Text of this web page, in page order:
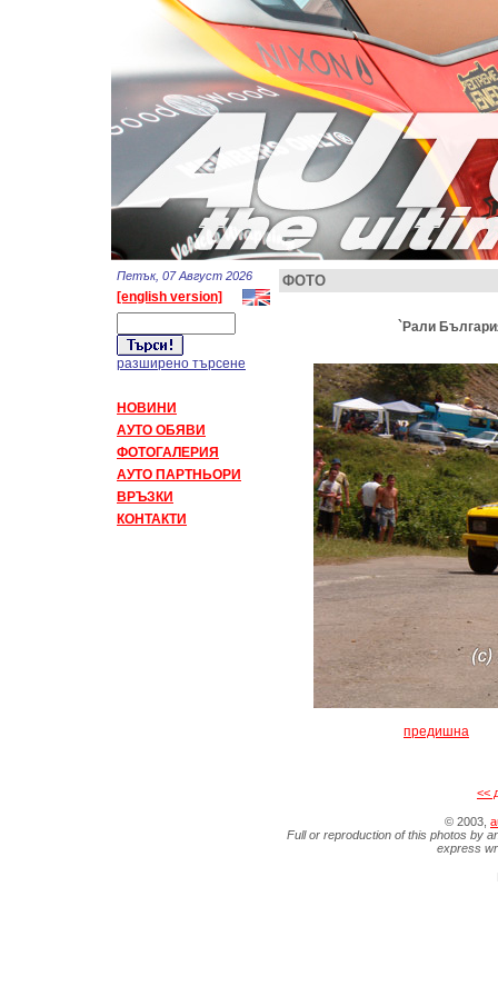
Петък, 07 Август 2026
[english version]
разширено търсене
НОВИНИ
АУТО ОБЯВИ
ФОТОГАЛЕРИЯ
АУТО ПАРТНЬОРИ
ВРЪЗКИ
КОНТАКТИ
ФОТО
`Рали
предишна
<<
© 2003,
Full or reproduction of this photos by
express